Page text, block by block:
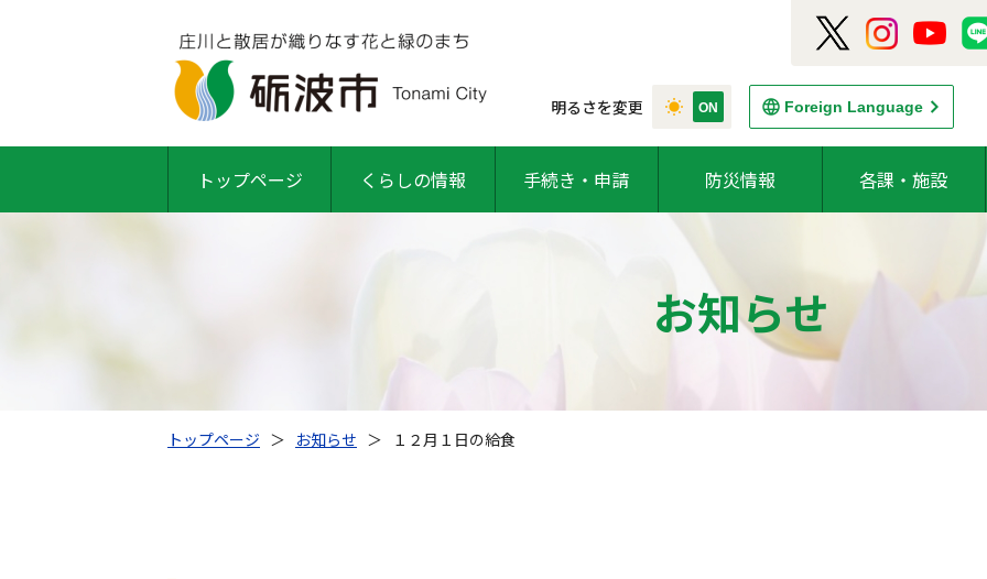
明るさを変更 Foreign Language
トップページ くらしの情報 手続き・申請 防災情報 各課・施設
お知らせ
トップページ ＞ お知らせ ＞ １２月１日の給食